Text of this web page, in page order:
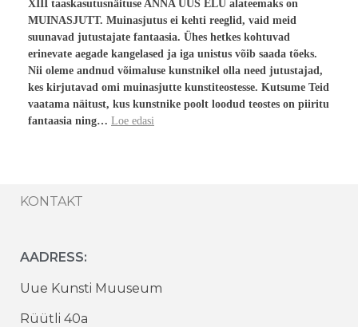
XIII taaskasutusnäituse ANNA UUS ELU alateemaks on
MUINASJUTT. Muinasjutus ei kehti reeglid, vaid meid
suunavad jutustajate fantaasia. Ühes hetkes kohtuvad
erinevate aegade kangelased ja iga unistus võib saada tõeks.
Nii oleme andnud võimaluse kunstnikel olla need jutustajad,
kes kirjutavad omi muinasjutte kunstiteostesse. Kutsume Teid
vaatama näitust, kus kunstnike poolt loodud teostes on piiritu
fantaasia ning… Loe edasi
KONTAKT
AADRESS:
Uue Kunsti Muuseum
Rüütli 40a